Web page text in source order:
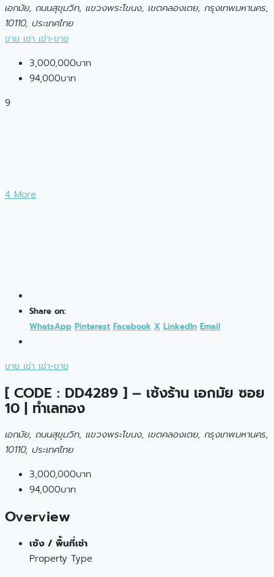
เอกมัย, ถนนสุขุมวิท, แขวงพระโขนง, เขตคลองเตย, กรุงเทพมหานคร,
10110, ประเทศไทย
ขาย เช่า เช่า-ขาย
3,000,000บาท
94,000บาท
9
4 More
Share on:
WhatsApp Pinterest Facebook X LinkedIn Email
ขาย เช่า เช่า-ขาย
[ CODE : DD4289 ] – เซ้งร้าน เอกมัย ซอย
10 | ทำเลทอง
เอกมัย, ถนนสุขุมวิท, แขวงพระโขนง, เขตคลองเตย, กรุงเทพมหานคร,
10110, ประเทศไทย
3,000,000บาท
94,000บาท
Overview
เซ้ง / พื้นที่เช่า
Property Type